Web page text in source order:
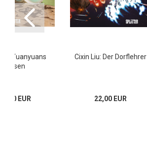
Yuanyuans
Blasen
EUR
Cixin Liu: Der Dorflehrer
22,00 EUR